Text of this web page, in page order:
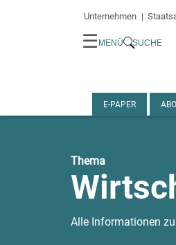
Unternehmen
☰ MENÜ SUCHE
E-PAPER ABO
Thema
Alle Informationen